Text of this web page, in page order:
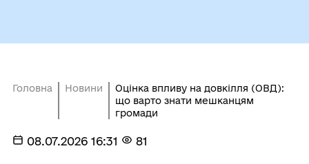
Головна Новини
Оцінка впливу на довкілля (ОВД):
що варто знати мешканцям
громади
08.07.2026 16:31 81